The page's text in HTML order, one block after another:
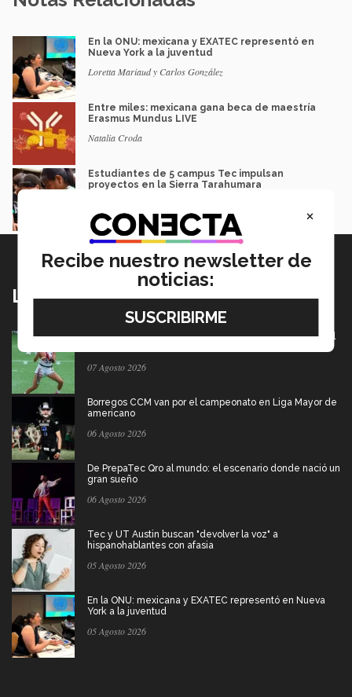
En la ONU: mexicana y EXATEC representó en
Nueva York a la juventud
Loretta Mariaud y Carlos González
Entre miles: mexicana gana beca de maestría
Erasmus Mundus LIVE
Natalia Croda
Estudiantes de 5 campus Tec impulsan
proyectos en la Sierra Tarahumara
Lo más nuevo
México va por pase olímpico en mundial de flag football
07 Agosto 2026
Borregos CCM van por el campeonato en Liga Mayor de
americano
06 Agosto 2026
De PrepaTec Qro al mundo: el escenario donde nació un
gran sueño
06 Agosto 2026
Tec y UT Austin buscan "devolver la voz" a
hispanohablantes con afasia
05 Agosto 2026
En la ONU: mexicana y EXATEC representó en Nueva
York a la juventud
05 Agosto 2026
×
Recibe nuestro newsletter de
noticias: